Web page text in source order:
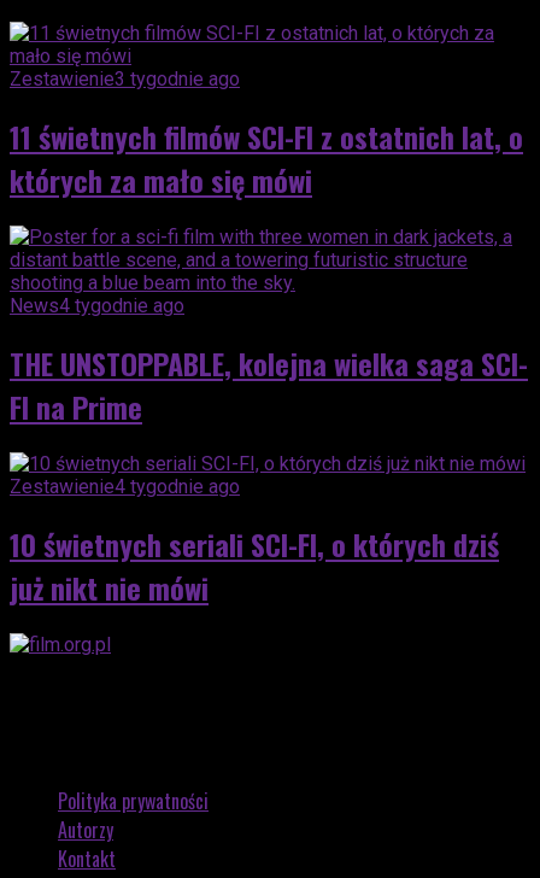
Zestawienie3 tygodnie ago
11 świetnych filmów SCI-FI z ostatnich lat, o
których za mało się mówi
News4 tygodnie ago
THE UNSTOPPABLE, kolejna wielka saga SCI-
FI na Prime
Zestawienie4 tygodnie ago
10 świetnych seriali SCI-FI, o których dziś
już nikt nie mówi
Polityka prywatności
Autorzy
Kontakt